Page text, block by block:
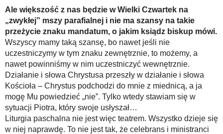
Ale większość z nas będzie w Wielki Czwartek na
„zwykłej” mszy parafialnej i nie ma szansy na takie
przeżycie znaku mandatum, o jakim ksiądz biskup mówi.
Wszyscy mamy taką szansę, bo nawet jeśli nie
uczestniczymy w tym znaku zewnętrznie, to możemy, a
nawet powinniśmy w nim uczestniczyć wewnętrznie.
Działanie i słowa Chrystusa przeszły w działanie i słowa
Kościoła – Chrystus podchodzi do mnie z miednicą, a ja
mogę Mu powiedzieć „nie”. Tylko wtedy stawiam się w
sytuacji Piotra, który swoje usłyszał…
Liturgia paschalna nie jest więc teatrem. Wszystko dzieje się
w niej naprawdę. To nie jest tak, że celebrans i ministranci